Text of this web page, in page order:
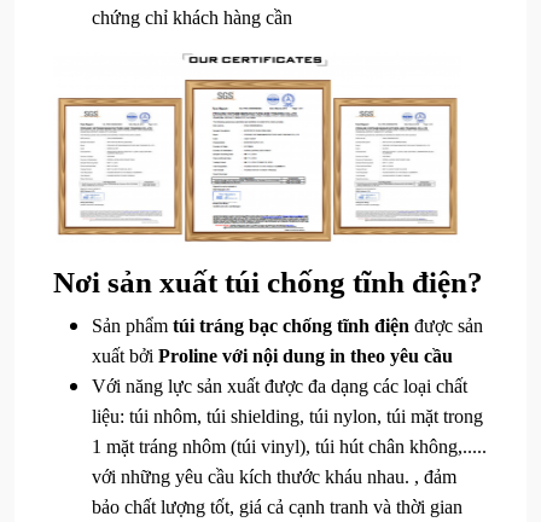
chứng chỉ khách hàng cần
Nơi sản xuất túi chống tĩnh điện?
Sản phẩm túi tráng bạc chống tĩnh điện được sản
xuất bởi Proline với nội dung in theo yêu cầu
Với năng lực sản xuất được đa dạng các loại chất
liệu: túi nhôm, túi shielding, túi nylon, túi mặt trong
1 mặt tráng nhôm (túi vinyl), túi hút chân không,.....
với những yêu cầu kích thước kháu nhau. , đảm
bảo chất lượng tốt, giá cả cạnh tranh và thời gian